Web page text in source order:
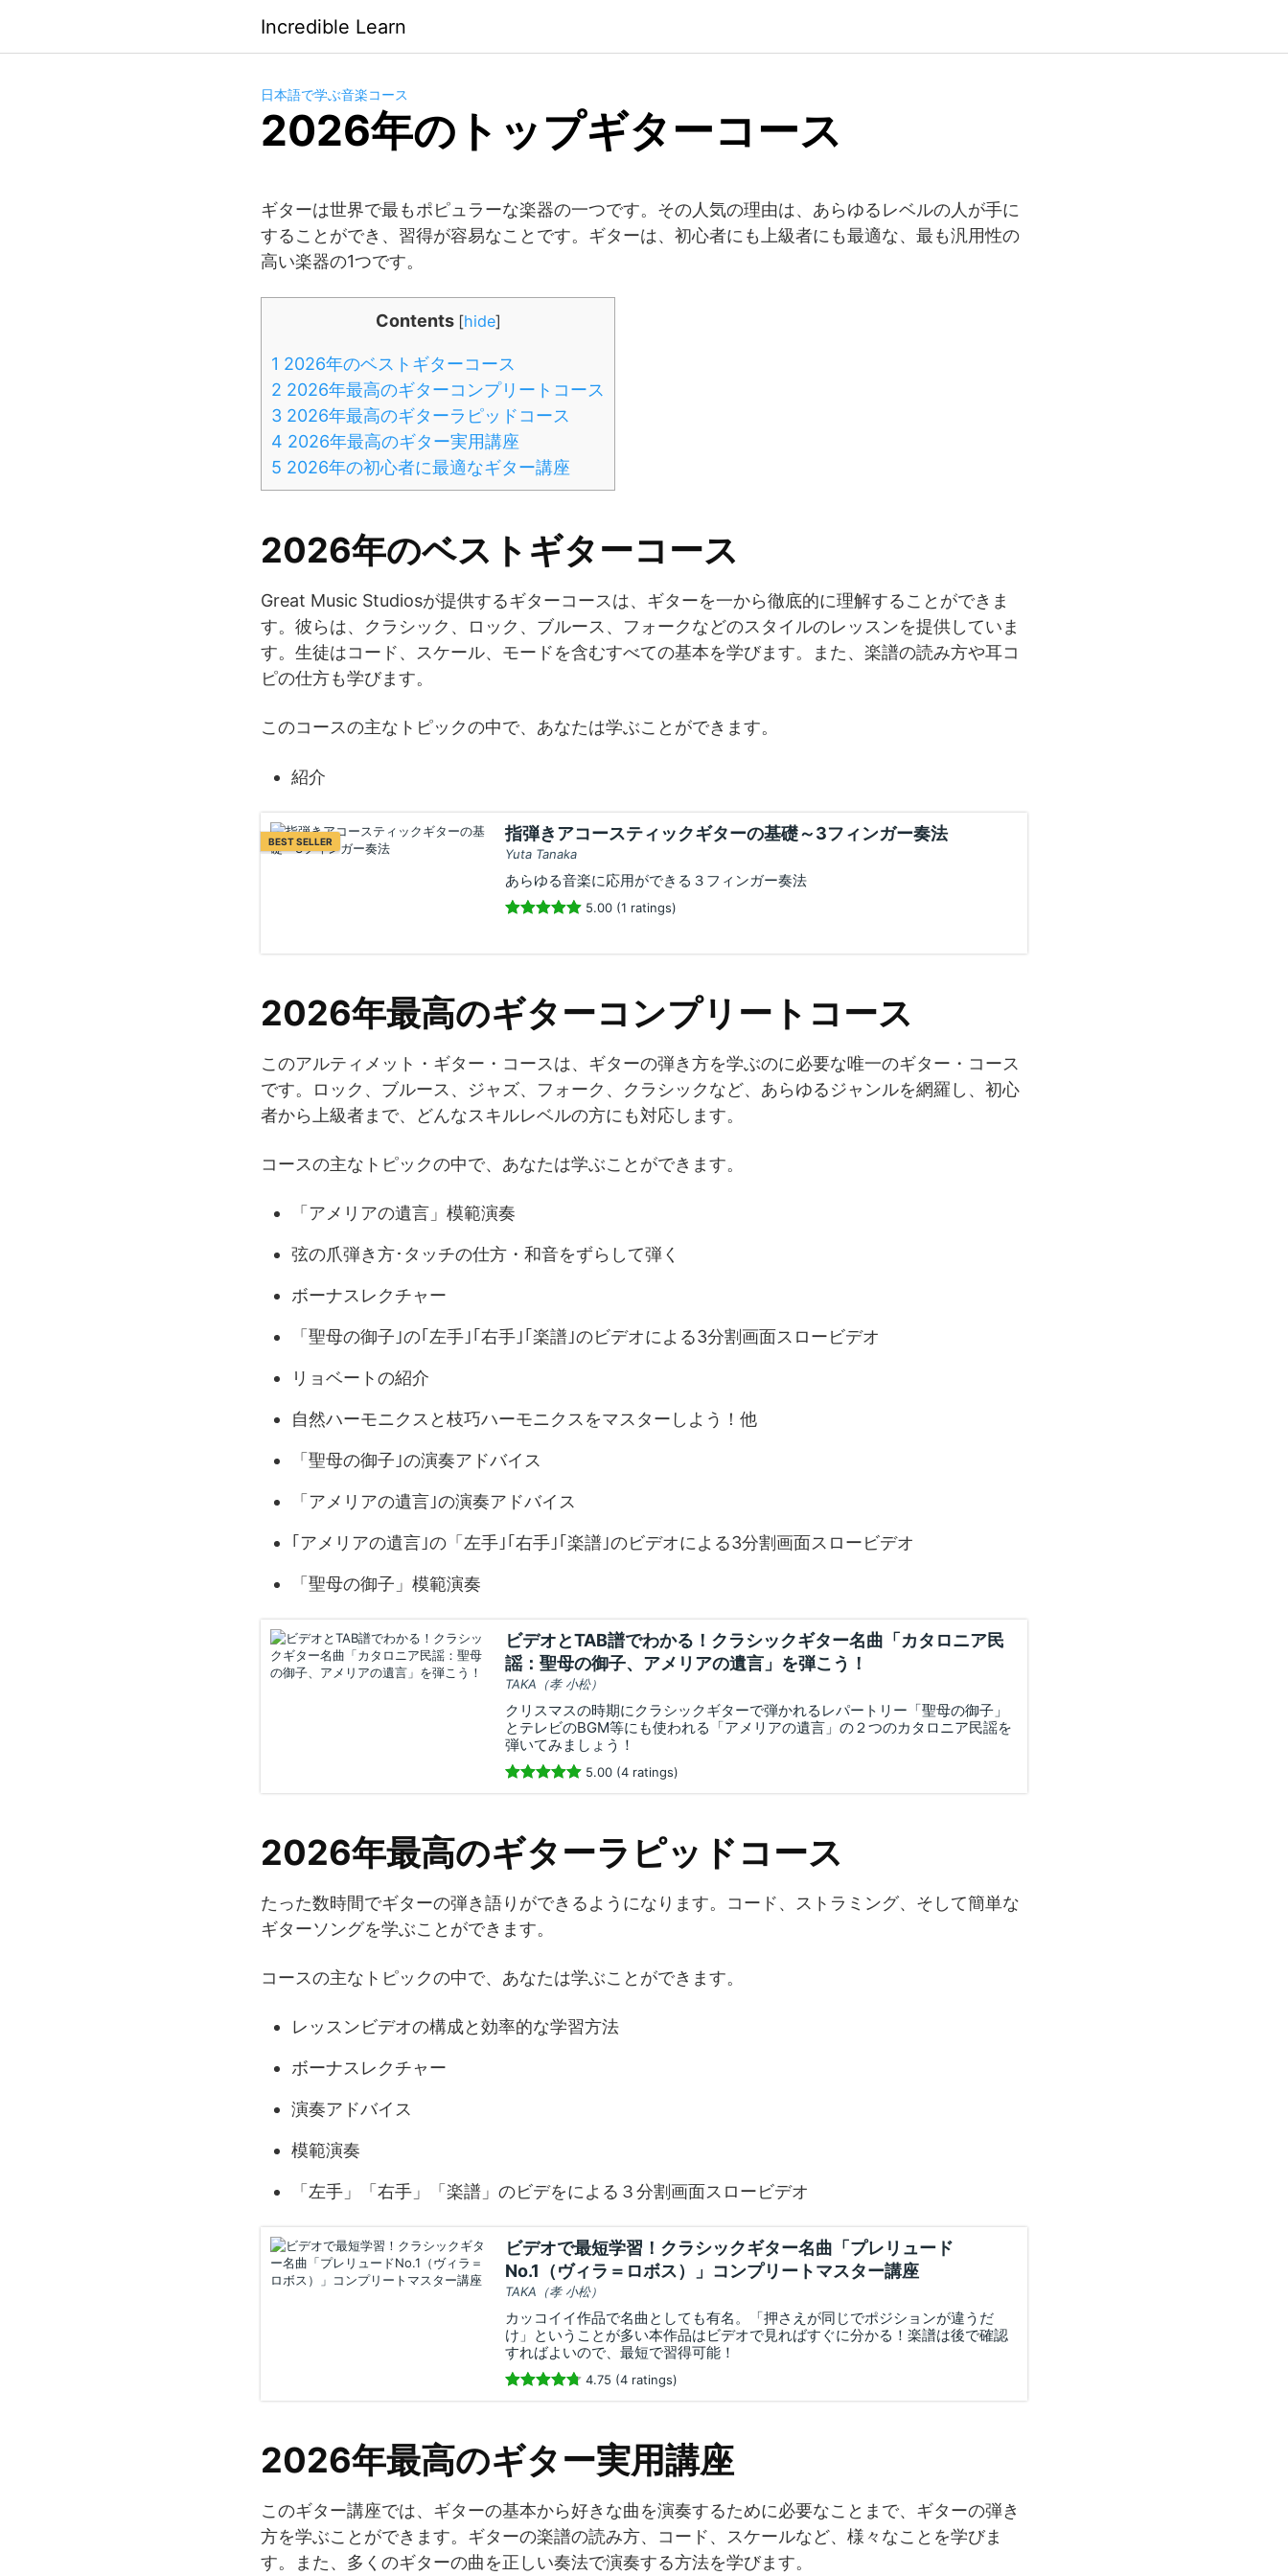
contenido
Incredible Learn
日本語で学ぶ音楽コース
2026年のトップギターコース
ギターは世界で最もポピュラーな楽器の一つです。その人気の理由は、あらゆるレベルの人が手に
することができ、習得が容易なことです。ギターは、初心者にも上級者にも最適な、最も汎用性の
高い楽器の1つです。
Contents [hide]
1 2026年のベストギターコース
2 2026年最高のギターコンプリートコース
3 2026年最高のギターラピッドコース
4 2026年最高のギター実用講座
5 2026年の初心者に最適なギター講座
2026年のベストギターコース
Great Music Studiosが提供するギターコースは、ギターを一から徹底的に理解することができま
す。彼らは、クラシック、ロック、ブルース、フォークなどのスタイルのレッスンを提供していま
す。生徒はコード、スケール、モードを含むすべての基本を学びます。また、楽譜の読み方や耳コ
ピの仕方も学びます。
このコースの主なトピックの中で、あなたは学ぶことができます。
紹介
BEST SELLER 指弾きアコースティックギターの基礎～3フィンガー奏法
Yuta Tanaka
あらゆる音楽に応用ができる３フィンガー奏法
5.00 (1 ratings)
2026年最高のギターコンプリートコース
このアルティメット・ギター・コースは、ギターの弾き方を学ぶのに必要な唯一のギター・コース
です。ロック、ブルース、ジャズ、フォーク、クラシックなど、あらゆるジャンルを網羅し、初心
者から上級者まで、どんなスキルレベルの方にも対応します。
コースの主なトピックの中で、あなたは学ぶことができます。
「アメリアの遺言」模範演奏
弦の爪弾き方･タッチの仕方・和音をずらして弾く
ボーナスレクチャー
「聖母の御子｣の｢左手｣｢右手｣｢楽譜｣のビデオによる3分割画面スロービデオ
リョベートの紹介
自然ハーモニクスと枝巧ハーモニクスをマスターしよう！他
「聖母の御子｣の演奏アドバイス
「アメリアの遺言｣の演奏アドバイス
｢アメリアの遺言｣の「左手｣｢右手｣｢楽譜｣のビデオによる3分割画面スロービデオ
「聖母の御子」模範演奏
ビデオとTAB譜でわかる！クラシックギター名曲「カタロニア民
謡：聖母の御子、アメリアの遺言」を弾こう！
TAKA（孝 小松）
クリスマスの時期にクラシックギターで弾かれるレパートリー「聖母の御子」
とテレビのBGM等にも使われる「アメリアの遺言」の２つのカタロニア民謡を
弾いてみましょう！
5.00 (4 ratings)
2026年最高のギターラピッドコース
たった数時間でギターの弾き語りができるようになります。コード、ストラミング、そして簡単な
ギターソングを学ぶことができます。
コースの主なトピックの中で、あなたは学ぶことができます。
レッスンビデオの構成と効率的な学習方法
ボーナスレクチャー
演奏アドバイス
模範演奏
「左手」「右手」「楽譜」のビデをによる３分割画面スロービデオ
ビデオで最短学習！クラシックギター名曲「プレリュード
No.1（ヴィラ＝ロボス）」コンプリートマスター講座
TAKA（孝 小松）
カッコイイ作品で名曲としても有名。「押さえが同じでポジションが違うだ
け」ということが多い本作品はビデオで見ればすぐに分かる！楽譜は後で確認
すればよいので、最短で習得可能！
4.75 (4 ratings)
2026年最高のギター実用講座
このギター講座では、ギターの基本から好きな曲を演奏するために必要なことまで、ギターの弾き
方を学ぶことができます。ギターの楽譜の読み方、コード、スケールなど、様々なことを学びま
す。また、多くのギターの曲を正しい奏法で演奏する方法を学びます。